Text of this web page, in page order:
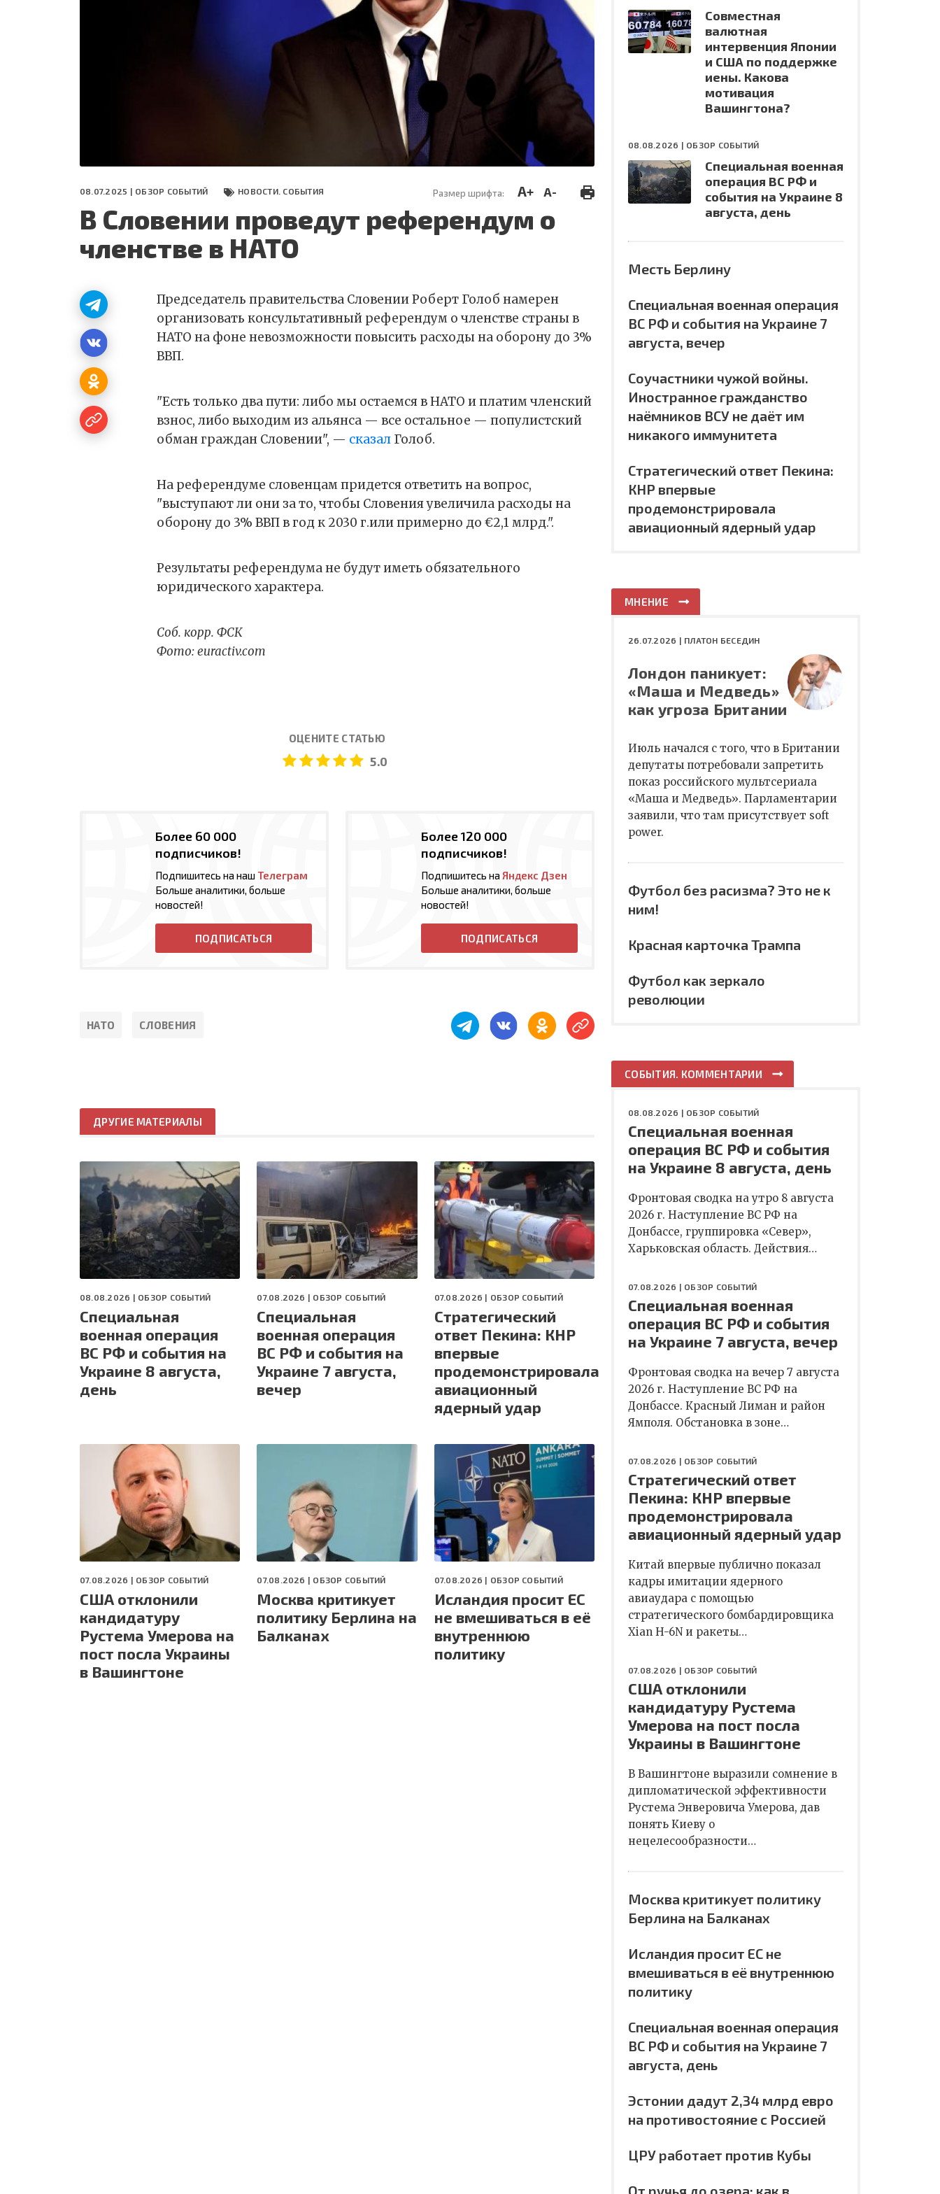
08.07.2025 | ОБЗОР СОБЫТИЙ НОВОСТИ. СОБЫТИЯ Размер шрифта: A+ A-
В Словении проведут референдум о
членстве в НАТО
Председатель правительства Словении Роберт Голоб намерен
организовать консультативный референдум о членстве страны в
НАТО на фоне невозможности повысить расходы на оборону до 3%
ВВП.
"Есть только два пути: либо мы остаемся в НАТО и платим членский
взнос, либо выходим из альянса — все остальное — популистский
обман граждан Словении", — сказал Голоб.
На референдуме словенцам придется ответить на вопрос,
"выступают ли они за то, чтобы Словения увеличила расходы на
оборону до 3% ВВП в год к 2030 г.или примерно до €2,1 млрд.".
Результаты референдума не будут иметь обязательного
юридического характера.
Соб. корр. ФСК
Фото: euractiv.com
ОЦЕНИТЕ СТАТЬЮ
5.0
Более 60 000
подписчиков!
Подпишитесь на наш Телеграм
Больше аналитики, больше
новостей!
ПОДПИСАТЬСЯ
Более 120 000
подписчиков!
Подпишитесь на Яндекс Дзен
Больше аналитики, больше
новостей!
ПОДПИСАТЬСЯ
НАТО СЛОВЕНИЯ
ДРУГИЕ МАТЕРИАЛЫ
08.08.2026 | ОБЗОР СОБЫТИЙ
Специальная
военная операция
ВС РФ и события на
Украине 8 августа,
день
07.08.2026 | ОБЗОР СОБЫТИЙ
Специальная
военная операция
ВС РФ и события на
Украине 7 августа,
вечер
07.08.2026 | ОБЗОР СОБЫТИЙ
Стратегический
ответ Пекина: КНР
впервые
продемонстрировала
авиационный
ядерный удар
07.08.2026 | ОБЗОР СОБЫТИЙ
США отклонили
кандидатуру
Рустема Умерова на
пост посла Украины
в Вашингтоне
07.08.2026 | ОБЗОР СОБЫТИЙ
Москва критикует
политику Берлина на
Балканах
07.08.2026 | ОБЗОР СОБЫТИЙ
Исландия просит ЕС
не вмешиваться в её
внутреннюю
политику
Совместная
валютная
интервенция Японии
и США по поддержке
иены. Какова
мотивация
Вашингтона?
08.08.2026 | ОБЗОР СОБЫТИЙ
Специальная военная
операция ВС РФ и
события на Украине 8
августа, день
Месть Берлину
Специальная военная операция
ВС РФ и события на Украине 7
августа, вечер
Соучастники чужой войны.
Иностранное гражданство
наёмников ВСУ не даёт им
никакого иммунитета
Стратегический ответ Пекина:
КНР впервые
продемонстрировала
авиационный ядерный удар
МНЕНИЕ
26.07.2026 | ПЛАТОН БЕСЕДИН
Лондон паникует:
«Маша и Медведь»
как угроза Британии
Июль начался с того, что в Британии
депутаты потребовали запретить
показ российского мультсериала
«Маша и Медведь». Парламентарии
заявили, что там присутствует soft
power.
Футбол без расизма? Это не к
ним!
Красная карточка Трампа
Футбол как зеркало
революции
СОБЫТИЯ. КОММЕНТАРИИ
08.08.2026 | ОБЗОР СОБЫТИЙ
Специальная военная
операция ВС РФ и события
на Украине 8 августа, день
Фронтовая сводка на утро 8 августа
2026 г. Наступление ВС РФ на
Донбассе, группировка «Север»,
Харьковская область. Действия…
07.08.2026 | ОБЗОР СОБЫТИЙ
Специальная военная
операция ВС РФ и события
на Украине 7 августа, вечер
Фронтовая сводка на вечер 7 августа
2026 г. Наступление ВС РФ на
Донбассе. Красный Лиман и район
Ямполя. Обстановка в зоне…
07.08.2026 | ОБЗОР СОБЫТИЙ
Стратегический ответ
Пекина: КНР впервые
продемонстрировала
авиационный ядерный удар
Китай впервые публично показал
кадры имитации ядерного
авиаудара с помощью
стратегического бомбардировщика
Xian H-6N и ракеты…
07.08.2026 | ОБЗОР СОБЫТИЙ
США отклонили
кандидатуру Рустема
Умерова на пост посла
Украины в Вашингтоне
В Вашингтоне выразили сомнение в
дипломатической эффективности
Рустема Энверовича Умерова, дав
понять Киеву о
нецелесообразности…
Москва критикует политику
Берлина на Балканах
Исландия просит ЕС не
вмешиваться в её внутреннюю
политику
Специальная военная операция
ВС РФ и события на Украине 7
августа, день
Эстонии дадут 2,34 млрд евро
на противостояние с Россией
ЦРУ работает против Кубы
От ручья до озера: как в